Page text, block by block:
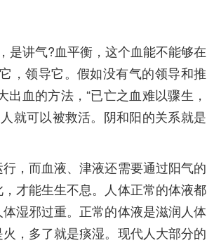
讲气?血平衡，这个血能不能够在
，领导它。假如没有气的领导和推
血的方法，“已亡之血难以骤生，
就可以被救活。阴和阳的关系就是
，而血液、津液还需要通过阳气的
才能生生不息。人体正常的体液都
湿邪过重。正常的体液是滋润人体
，多了就是痰湿。现代人大部分的